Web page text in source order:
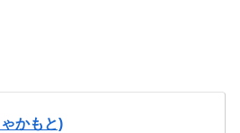
かもと)